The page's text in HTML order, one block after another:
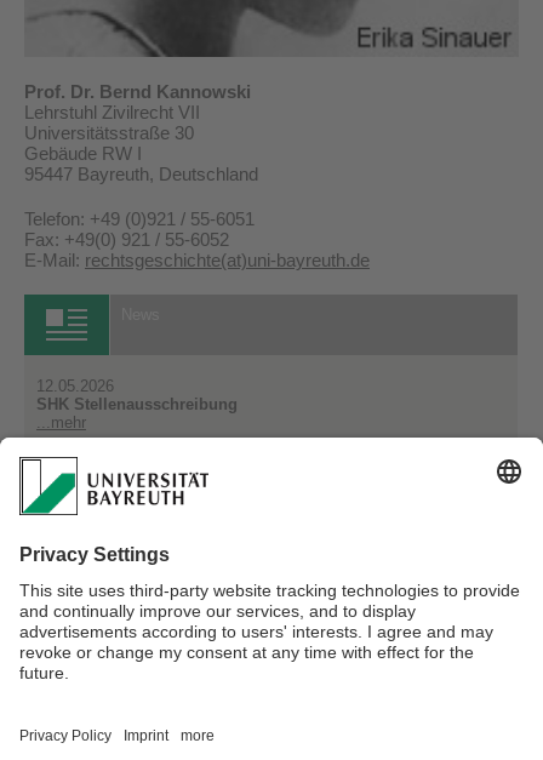
Prof. Dr. Bernd Kannowski
Lehrstuhl Zivilrecht VII
Universitätsstraße 30
Gebäude RW I
95447 Bayreuth, Deutschland
Telefon: +49 (0)921 / 55-6051
Fax: +49(0) 921 / 55-6052
E-Mail: rechtsgeschichte(at)uni-bayreuth.de
12.05.2026
SHK Stellenausschreibung
...mehr
20.01.2026
The History of Human Rights - Veranstaltungsankündigung
...mehr
Alle News